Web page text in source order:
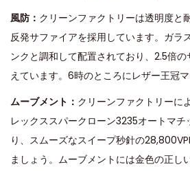
風防： クリーンファクトリーは透明度と
反発サファイアを採用しています。ガラ
ンクと調和して配置されており、2.5倍
えています。6時のところにレザー王冠マ
ムーブメント： クリーンファクトリーに
レックススパークローン3235オートマチ
り、スムーズなスイープ秒針の
ましょう。ムーブメントには金色の正し